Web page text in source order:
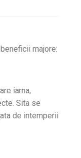
majore:
iarna,
Sita se
de intemperii